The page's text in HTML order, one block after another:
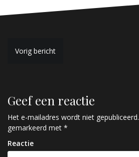
B
i
c
h
Vorig bericht
Geef een reactie
Het e-mailadres wordt niet gepubliceerd.
gemarkeerd met *
Reactie